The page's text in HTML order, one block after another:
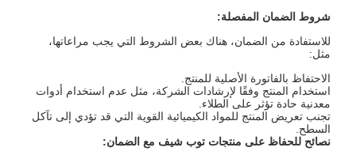
شروط الضمان المفصلة:
للاستفادة من الضمان، هناك بعض الشروط التي يجب مراعاتها،
مثل:
الاحتفاظ بالفاتورة الأصلية للمنتج.
استخدام المنتج وفقًا لإرشادات الشركة، مثل عدم استخدام أدوات
معدنية حادة تؤثر على الطلاء.
تجنب تعريض المنتج للمواد الكيميائية القوية التي قد تؤدي إلى تآكل
السطح.
نصائح للحفاظ على منتجاتتوب شيف مع الضمان: